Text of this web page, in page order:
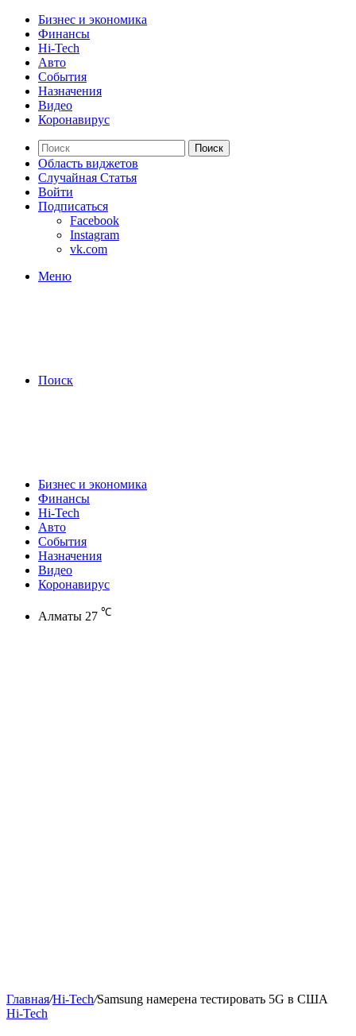
Бизнес и экономика
Финансы
Hi-Tech
Авто
События
Назначения
Видео
Коронавирус
Поиск
Область виджетов
Случайная Статья
Войти
Подписаться
Facebook
Instagram
vk.com
Меню
Поиск
Бизнес и экономика
Финансы
Hi-Tech
Авто
События
Назначения
Видео
Коронавирус
Алматы 27 ℃
Главная/Hi-Tech/Samsung намерена тестировать 5G в США
Hi-Tech